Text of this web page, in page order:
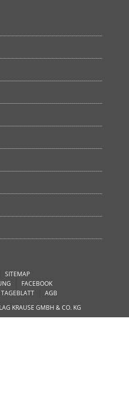
SITEMAP
FACEBOOK
AGB
KRAUSE GMBH & CO. KG